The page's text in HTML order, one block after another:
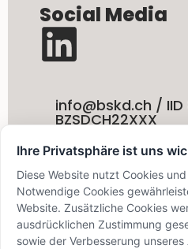
Social Media
info@bskd.ch / IID
BZSDCH22XXX
Dielsdorf
Ihre Privatsphäre ist uns
Diese Website nutzt Cookies
Notwendige Cookies
Website. Zusätzliche Cookies
ausdrücklichen Zustimmung
sowie der Verbesserung